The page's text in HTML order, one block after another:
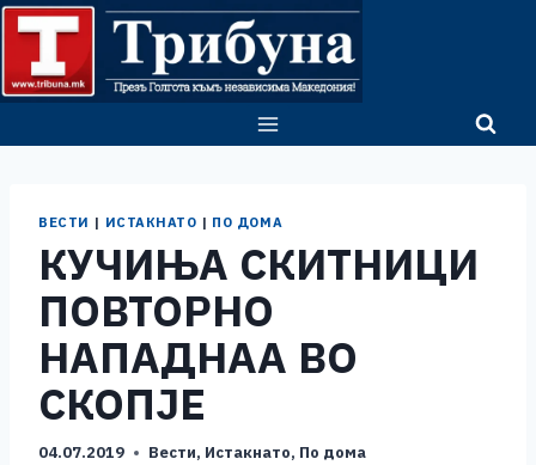
Skip
content
ВЕСТИ | ИСТАКНАТО | ПО ДОМА
КУЧИЊА СКИТНИЦИ
ПОВТОРНО
НАПАДНАА ВО
СКОПЈЕ
04.07.2019 Вести, Истакнато, По дома